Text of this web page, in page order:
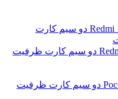
گوشی موبایل شیائومی مدل Redmi 13 4G دو سیم کارت ظرفیت